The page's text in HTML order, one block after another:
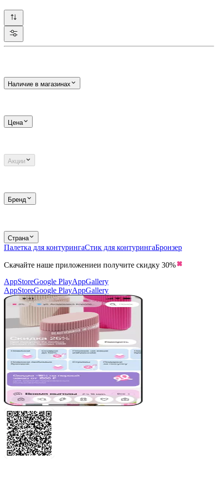
Наличие в магазинах
Цена
Акции
Бренд
Страна
Палетка для контурингаСтик для контурингаБронзер
Скачайте наше приложениеи получите скидку 30%
AppStoreGoogle PlayAppGallery
AppStoreGoogle PlayAppGallery